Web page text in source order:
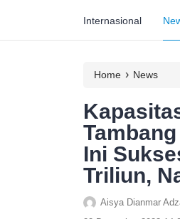
Internasional
Home › News
Ini
Triliun,
Aisya Dianmar